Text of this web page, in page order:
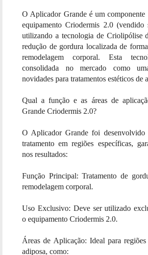
O Aplicador Grande é um componente
equipamento Criodermis 2.0 (vendido
utilizando a tecnologia de Criolipólise
redução de gordura localizada de
remodelagem corporal. Esta
consolidada no mercado como
novidades para tratamentos estéticos de
Qual a função e as áreas de
Grande Criodermis 2.0?
O Aplicador Grande foi desenvolvido
tratamento em regiões específicas,
nos resultados:
Função Principal: Tratamento de
remodelagem corporal.
Uso Exclusivo: Deve ser utilizado
o equipamento Criodermis 2.0.
Áreas de Aplicação: Ideal para
adiposa, como: